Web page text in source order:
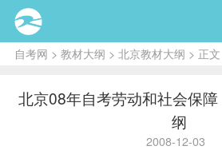
自考网 > 教材大纲 > 北京教材大纲 > 正文
北京08年自考劳动和社会保
纲
2008-12-03